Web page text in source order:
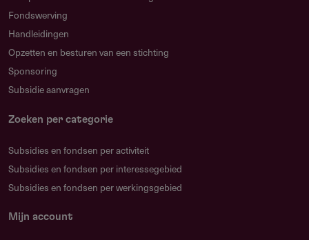
Fondswerving
Handleidingen
Opzetten en besturen van een stichting
Sponsoring
Subsidie aanvragen
Zoeken per categorie
Subsidies en fondsen per activiteit
Subsidies en fondsen per interessegebied
Subsidies en fondsen per werkingsgebied
Mijn account